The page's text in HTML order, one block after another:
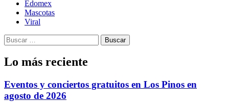
Edomex
Mascotas
Viral
Buscar:
Lo más reciente
Eventos y conciertos gratuitos en Los Pinos en
agosto de 2026